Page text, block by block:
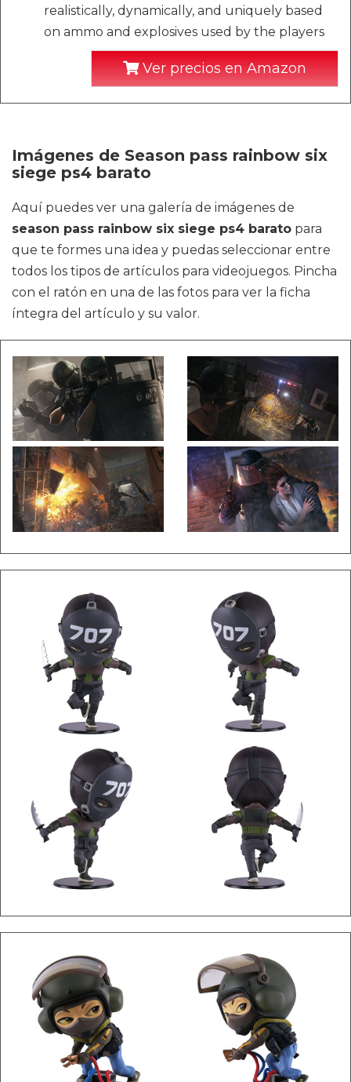
realistically, dynamically, and uniquely based
on ammo and explosives used by the players
Ver precios en Amazon
Imágenes de Season pass rainbow six
siege ps4 barato
Aquí puedes ver una galería de imágenes de
season pass rainbow six siege ps4 barato para
que te formes una idea y puedas seleccionar entre
todos los tipos de artículos para videojuegos. Pincha
con el ratón en una de las fotos para ver la ficha
íntegra del artículo y su valor.